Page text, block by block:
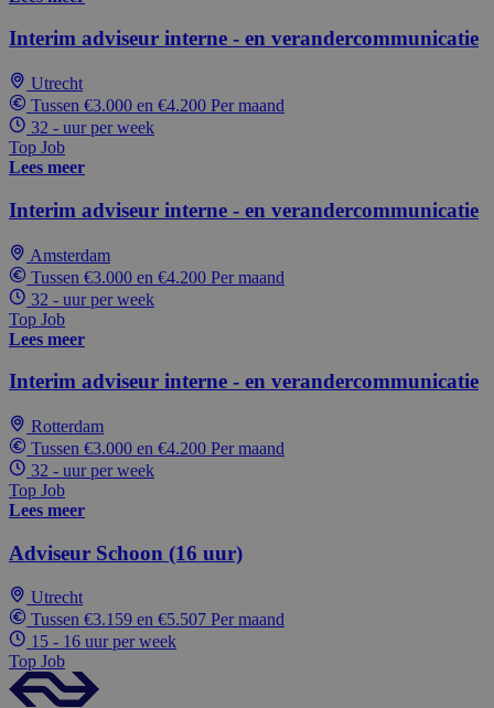
Interim adviseur interne - en verandercommunicatie
Utrecht
Tussen €3.000 en €4.200 Per maand
32 - uur per week
Top Job
Lees meer
Interim adviseur interne - en verandercommunicatie
Amsterdam
Tussen €3.000 en €4.200 Per maand
32 - uur per week
Top Job
Lees meer
Interim adviseur interne - en verandercommunicatie
Rotterdam
Tussen €3.000 en €4.200 Per maand
32 - uur per week
Top Job
Lees meer
Adviseur Schoon (16 uur)
Utrecht
Tussen €3.159 en €5.507 Per maand
15 - 16 uur per week
Top Job